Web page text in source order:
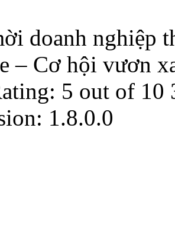
doanh nghiệp
– Cơ hội vươn
5 out of 10
1.8.0.0